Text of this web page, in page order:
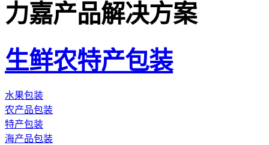
力嘉产品解决方案
生鲜农特产包装
水果包装
农产品包装
特产包装
海产品包装